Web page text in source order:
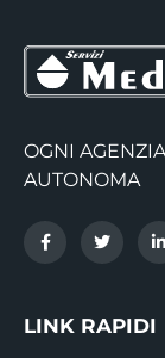
OGNI
AUTONOMA
LINK RAPIDI